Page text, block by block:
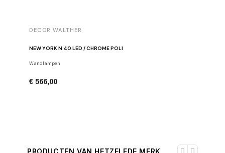
DECOR WALTHER
NEW YORK N 40 LED / CHROME POLI
Wandlampen
€ 566,00
PRODUCTEN VAN HETZELFDE MERK